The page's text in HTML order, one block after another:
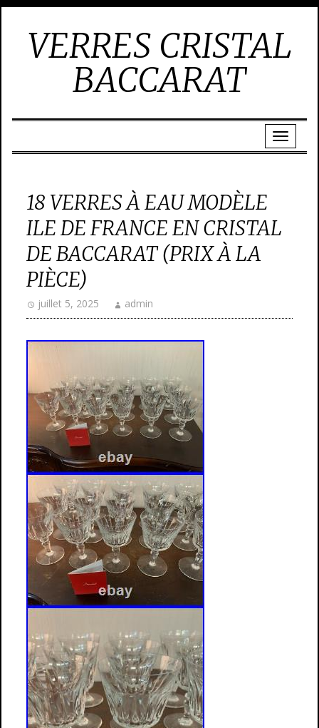
VERRES CRISTAL
BACCARAT
18 VERRES À EAU MODÈLE
ILE DE FRANCE EN CRISTAL
DE BACCARAT (PRIX À LA
PIÈCE)
juillet 5, 2025 admin